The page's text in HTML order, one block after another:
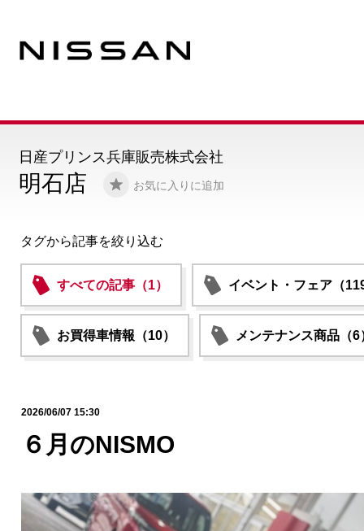
明石店 お気に入りに追加
日産プリンス兵庫販売株式会社
タグから記事を絞り込む
すべての記事（1） イベント・フェア（
お買得車情報（10） メンテナンス商品（6
2026/06/07 15:30
６月のNISMO